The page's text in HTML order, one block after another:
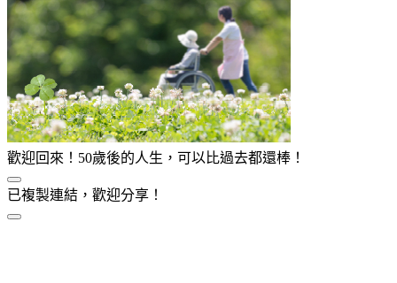
歡迎回來！50歲後的人生，可以比過去都還棒！
已複製連結，歡迎分享！